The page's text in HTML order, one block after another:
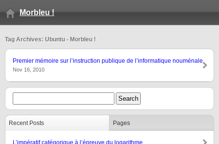
Morbleu !
Tag Archives: Ubuntu - Morbleu !
Premier mémoire sur l’instruction publique de l’informatique nouménale
Nov 16, 2010
Recent Posts Pages
L’impératif catégorique à l’épreuve du logarithme